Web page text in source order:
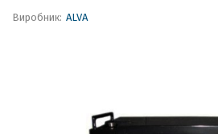
Виробник: ALVA